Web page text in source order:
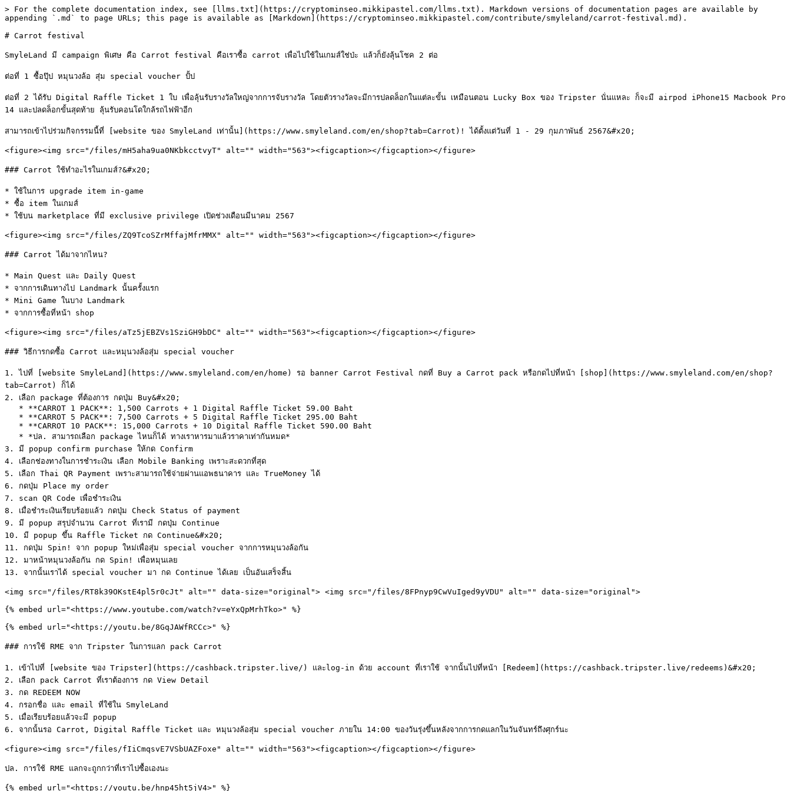
> For the complete documentation index, see [llms.txt](https://cryptominseo.mikkipastel.com/llms.txt). Markdown versions of documentation pages are available by
appending `.md` to page URLs; this page is available as [Markdown](https://cryptominseo.mikkipastel.com/contribute/smyleland/carrot-festival.md).
# Carrot festival
SmyleLand มี campaign พิเศษ คือ Carrot festival คือเราซื้อ carrot เพื่อไปใช้ในเกมส์ใช่ป่ะ แล้วก็ยังลุ้นโชค 2 ต่อ
ต่อที่ 1 ซื้อปุ๊ป หมุนวงล้อ สุ่ม special voucher ปั้ป
ต่อที่ 2 ได้รับ Digital Raffle Ticket 1 ใบ เพื่อลุ้นรับรางวัลใหญ่จากการจับรางวัล โดยตัวรางวัลจะมีการปลดล็อกในแต่ละขั้น เหมือนตอน Lucky Box ของ Tripster นั่นแหละ ก็จะมี airpod iPhone15 Macbook Pro
14 และปลดล็อกขั้นสุดท้าย ลุ้นรับคอนโดใกล้รถไฟฟ้าอีก
สามารถเข้าไปร่วมกิจกรรมนี้ที่ [website ของ SmyleLand เท่านั้น](https://www.smyleland.com/en/shop?tab=Carrot)! ได้ตั้งแต่วันที่ 1 - 29 กุมภาพันธ์ 2567&#x20;
<figure><img src="/files/mH5aha9ua0NKbkcctvyT" alt="" width="563"><figcaption></figcaption></figure>
### Carrot ใช้ทำอะไรในเกมส์?&#x20;
* ใช้ในการ upgrade item in-game
* ซื้อ item ในเกมส์
* ใช้บน marketplace ที่มี exclusive privilege เปิดช่วงเดือนมีนาคม 2567
<figure><img src="/files/ZQ9TcoSZrMffajMfrMMX" alt="" width="563"><figcaption></figcaption></figure>
### Carrot ได้มาจากไหน?
* Main Quest และ Daily Quest
* จากการเดินทางไป Landmark นั้นครั้งแรก
* Mini Game ในบาง Landmark
* จากการซื้อที่หน้า shop
<figure><img src="/files/aTz5jEBZVs1SziGH9bDC" alt="" width="563"><figcaption></figcaption></figure>
### วิธีการกดซื้อ Carrot และหมุนวงล้อสุ่ม special voucher
1. ไปที่ [website SmyleLand](https://www.smyleland.com/en/home) รอ banner Carrot Festival กดที่ Buy a Carrot pack หรือกดไปที่หน้า [shop](https://www.smyleland.com/en/shop?
tab=Carrot) ก็ได้
2. เลือก package ที่ต้องการ กดปุ่ม Buy&#x20;
3. มี popup confirm purchase ให้กด Confirm
4. เลือกช่องทางในการชำระเงิน เลือก Mobile Banking เพราะสะดวกที่สุด
5. เลือก Thai QR Payment เพราะสามารถใช้จ่ายผ่านแอพธนาคาร และ TrueMoney ได้
6. กดปุ่ม Place my order
7. scan QR Code เพื่อชำระเงิน
8. เมื่อชำระเงินเรียบร้อยแล้ว กดปุ่ม Check Status of payment
9. มี popup สรุปจำนวน Carrot ที่เรามี กดปุ่ม Continue
10. มี popup ขึ้น Raffle Ticket กด Continue&#x20;
11. กดปุ่ม Spin! จาก popup ใหม่เพื่อสุ่ม special voucher จากการหมุนวงล้อกัน
12. มาหน้าหมุนวงล้อกัน กด Spin! เพื่อหมุนเลย
13. จากนั้นเราได้ special voucher มา กด Continue ได้เลย เป็นอันเสร็จสิ้น
<img src="/files/RT8k39OKstE4pl5r0cJt" alt="" data-size="original"> <img src="/files/8FPnyp9CwVuIged9yVDU" alt="" data-size="original">
{% embed url="<https://www.youtube.com/watch?v=eYxQpMrhTko>" %}
{% embed url="<https://youtu.be/8GqJAWfRCCc>" %}
### การใช้ RME จาก Tripster ในการแลก pack Carrot
1. เข้าไปที่ [website ของ Tripster](https://cashback.tripster.live/) และlog-in ด้วย account ที่เราใช้ จากนั้นไปที่หน้า [Redeem](https://cashback.tripster.live/redeems)&#x20;
2. เลือก pack Carrot ที่เราต้องการ กด View Detail
3. กด REDEEM NOW
4. กรอกชื่อ และ email ที่ใช้ใน SmyleLand
5. เมื่อเรียบร้อยแล้วจะมี popup
6. จากนั้นรอ Carrot, Digital Raffle Ticket และ หมุนวงล้อสุ่ม special voucher ภายใน 14:00 ของวันรุ่งขึ้นหลังจากการกดแลกในวันจันทร์ถึงศุกร์นะ
<figure><img src="/files/fIiCmqsvE7VSbUAZFoxe" alt="" width="563"><figcaption></figcaption></figure>
ปล. การใช้ RME แลกจะถูกกว่าที่เราไปซื้อเองนะ
{% embed url="<https://youtu.be/hnp45ht5jV4>" %}